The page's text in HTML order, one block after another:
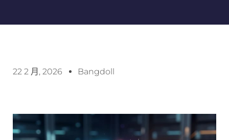
22 2 月, 2026 Bangdoll